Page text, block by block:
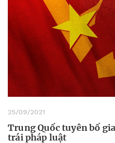
25/09/2021
Trung Quốc tuyên bố
trái pháp luật